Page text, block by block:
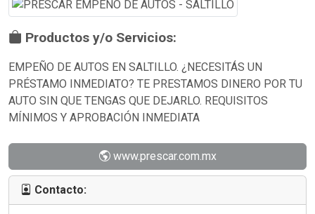
Productos y/o Servicios:
EMPEÑO DE AUTOS EN SALTILLO. ¿NECESITÁS UN
PRÉSTAMO INMEDIATO? TE PRESTAMOS DINERO POR TU
AUTO SIN QUE TENGAS QUE DEJARLO. REQUISITOS
MÍNIMOS Y APROBACIÓN INMEDIATA
www.prescar.com.mx
Contacto: